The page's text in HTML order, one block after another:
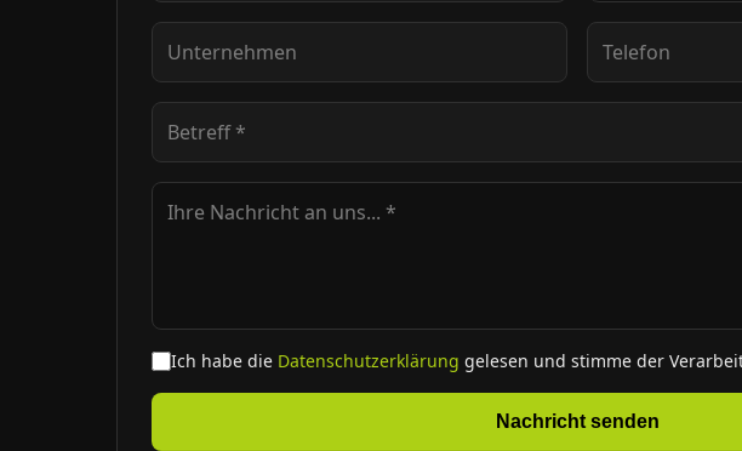
Ich habe die Datenschutzerklärung gelesen und stimme der
Nachricht senden